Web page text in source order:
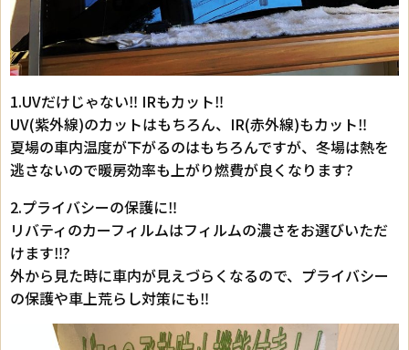
1.UVだけじゃない‼︎ IRもカット‼︎
UV(紫外線)のカットはもちろん、IR(赤外線)もカット‼︎
夏場の車内温度が下がるのはもちろんですが、冬場は熱を
逃さないので暖房効率も上がり燃費が良くなります?
2.プライバシーの保護に‼︎
リバティのカーフィルムはフィルムの濃さをお選びいただ
けます‼︎?
外から見た時に車内が見えづらくなるので、プライバシー
の保護や車上荒らし対策にも‼︎